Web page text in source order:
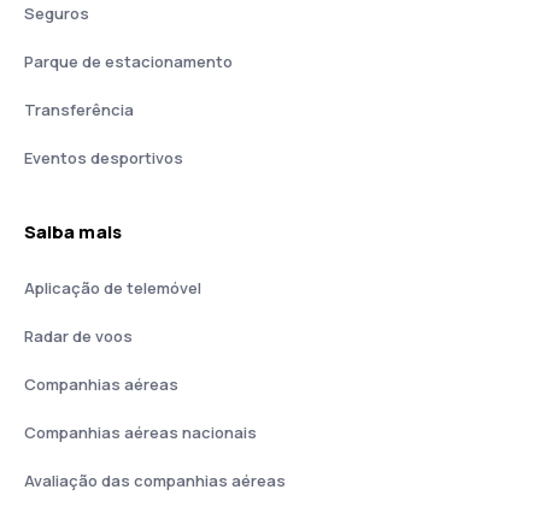
Seguros
Parque de estacionamento
Transferência
Eventos desportivos
Saiba mais
Aplicação de telemóvel
Radar de voos
Companhias aéreas
Companhias aéreas nacionais
Avaliação das companhias aéreas